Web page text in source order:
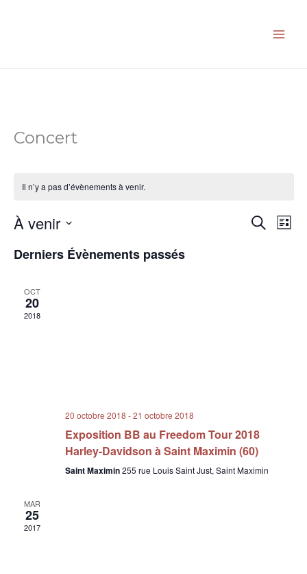
Concert
Il n’y a pas d’évènements à venir.
Recherche
Liste
À venir
une
Derniers Évènements passés
OCT
20
2018
20 octobre 2018 -21 octobre 2018
Exposition BB au Freedom Tour 2018
Harley-Davidson à Saint Maximin (60)
Saint Maximin255 rue Louis Saint Just, Saint Maximin
MAR
25
2017